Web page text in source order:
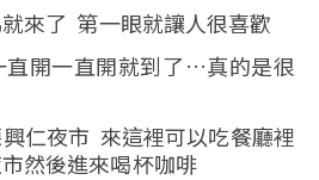
來了 第一眼就讓人很喜歡
直開一直開就到了…真的是很
仁夜市 來這裡可以吃餐廳裡
然後進來喝杯咖啡